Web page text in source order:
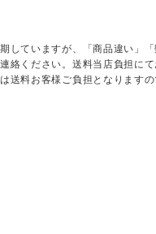
していますが、「商品違い」
絡ください。送料当店負担に
送料お客様ご負担となります